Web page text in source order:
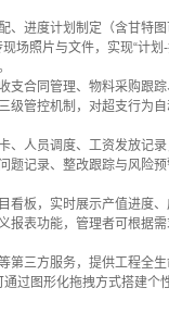
、进度计划制定（含甘特
场照片与文件，实现“计
支合同管理、物料采购跟
级管控机制，对超支行为
、人员调度、工资发放记
题记录、整改跟踪与风险
看板，实时展示产值进度
报表功能，管理者可根据
第三方服务，提供工程全
过图形化拖拽方式搭建